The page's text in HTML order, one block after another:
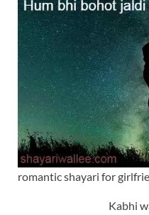
romantic shayari for
Kabhi